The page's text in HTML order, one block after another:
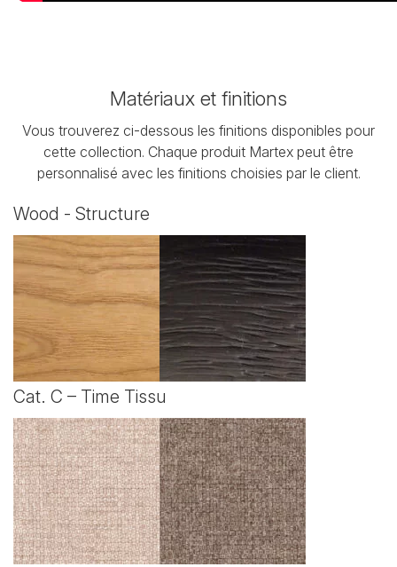
Matériaux et finitions
Vous trouverez ci-dessous les finitions disponibles pour
cette collection. Chaque produit Martex peut être
personnalisé avec les finitions choisies par le client.
Wood - Structure
Cat. C – Time Tissu